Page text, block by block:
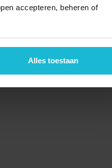
accepteren, beheren of
Alles toestaan
door de